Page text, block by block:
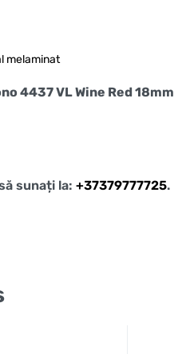
melaminat
4437 VL Wine Red 18mm
sunați la: +37379777725.